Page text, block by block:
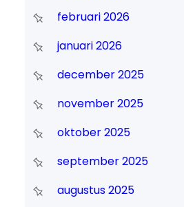
februari 2026
januari 2026
december 2025
november 2025
oktober 2025
september 2025
augustus 2025